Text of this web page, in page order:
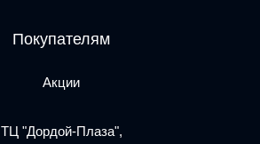
Покупателям
Акции
ТЦ "Дордой-Плаза",